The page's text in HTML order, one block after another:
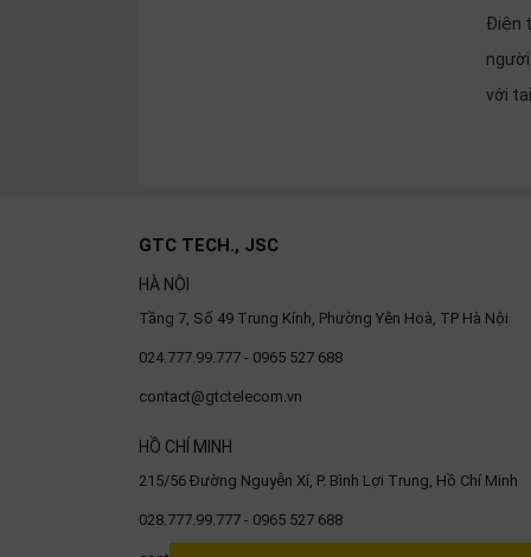
Điện
với
GTC TECH., JSC
HÀ NỘI
Tầng 7, Số 49 Trung Kính, Phường Yên Hoà, TP Hà Nội
024.777.99.777 - 0965 527 688
contact@gtctelecom.vn
HỒ CHÍ MINH
215/56 Đường Nguyễn Xí, P. Bình Lợi Trung, Hồ Chí Minh
028.777.99.777 - 0965 527 688